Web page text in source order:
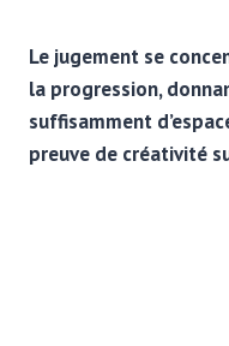
Le jugement se
la progression,
suffisamment
preuve de créativité